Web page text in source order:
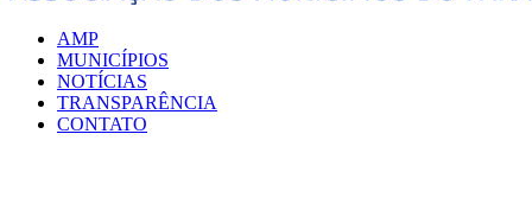
AMP
MUNICÍPIOS
NOTÍCIAS
TRANSPARÊNCIA
CONTATO